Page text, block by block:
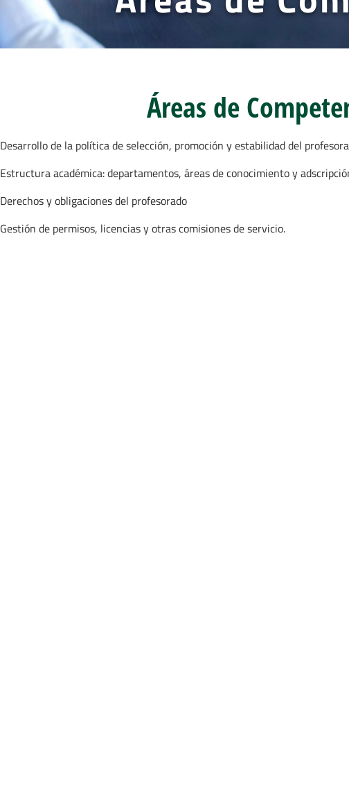
Áreas de
Desarrollo de la política de selección, promoción y estabilidad del
Estructura académica: departamentos, áreas de conocimiento y
Derechos y obligaciones del profesorado
Gestión de permisos, licencias y otras comisiones de servicio.